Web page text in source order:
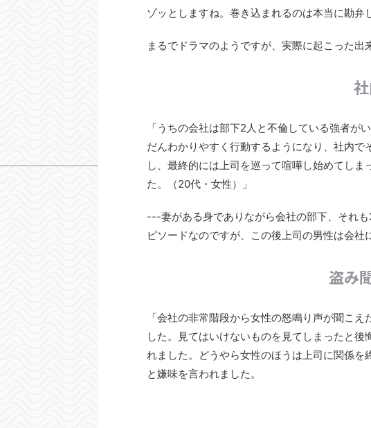
ゾッとしますね。巻き込まれるのは本当に勘弁
まるでドラマのようですが、実際に起こった
「うちの会社は部下2人と不倫している強者
だんわかりやすく行動するようになり、社内
し、最終的には上司を巡って喧嘩し始めてし
た。（20代・女性）」
---妻がある身でありながら会社の部下、それ
ピソードなのですが、この後上司の男性は会社
盗み
「会社の非常階段から女性の怒鳴り声が聞こ
した。見てはいけないものを見てしまったと
れました。どうやら女性のほうは上司に関係を
と嫌味を言われました。